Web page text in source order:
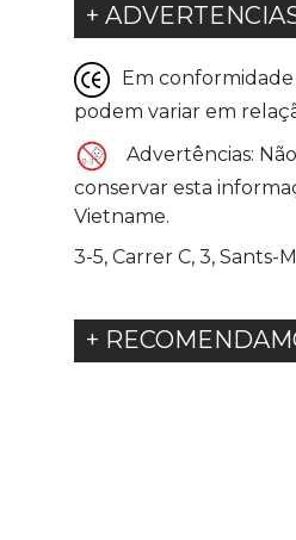
+
Em
podem variar em
Advertências:
conservar esta
Vietname.
3-5, Carrer C, 3,
+